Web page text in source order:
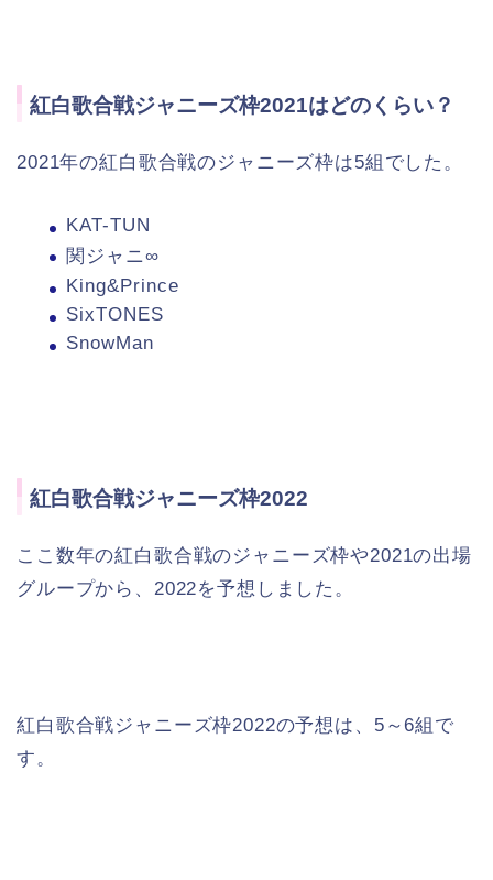
紅白歌合戦ジャニーズ枠2021はどのくらい？
2021年の紅白歌合戦のジャニーズ枠は5組でした。
KAT-TUN
関ジャニ∞
King&Prince
SixTONES
SnowMan
紅白歌合戦ジャニーズ枠2022
ここ数年の紅白歌合戦のジャニーズ枠や2021の出場
グループから、2022を予想しました。
紅白歌合戦ジャニーズ枠2022の予想は、5～6組で
す。